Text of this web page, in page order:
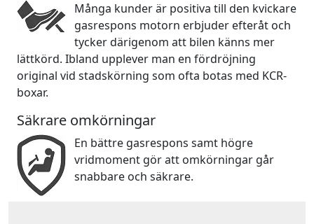
Många kunder är positiva till den kvickare
gasrespons motorn erbjuder efteråt och
tycker därigenom att bilen känns mer
lättkörd. Ibland upplever man en fördröjning
original vid stadskörning som ofta botas med KCR-
boxar.
Säkrare omkörningar
En bättre gasrespons samt högre
vridmoment gör att omkörningar går
snabbare och säkrare.